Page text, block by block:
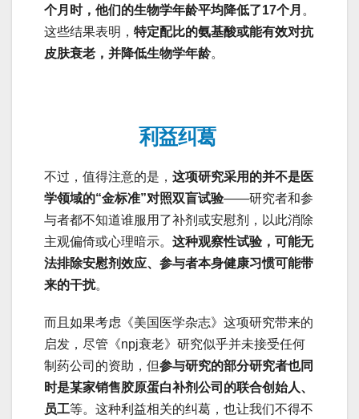
个月时，他们的生物学年龄平均降低了17个月 。
这些结果表明， 特定配比的氨基酸或能有效对抗
皮肤衰老，并降低生物学年龄。
利益纠葛
不过，值得注意的是， 这项研究采用的并不是医
学领域的“金标准”对照双盲试验——研究者和参
与者都不知道谁服用了补剂或安慰剂，以此消除
主观偏倚或心理暗示。 这种观察性试验，可能无
法排除安慰剂效应、参与者本身健康习惯可能带
来的干扰。
而且如果考虑《美国医学杂志》这项研究带来的
启发，尽管《npj衰老》研究似乎并未接受任何
制药公司的资助，但参与研究的部分研究者也同
时是某家销售胶原蛋白补剂公司的联合创始人、
员工等。这种利益相关的纠葛，也让我们不得不